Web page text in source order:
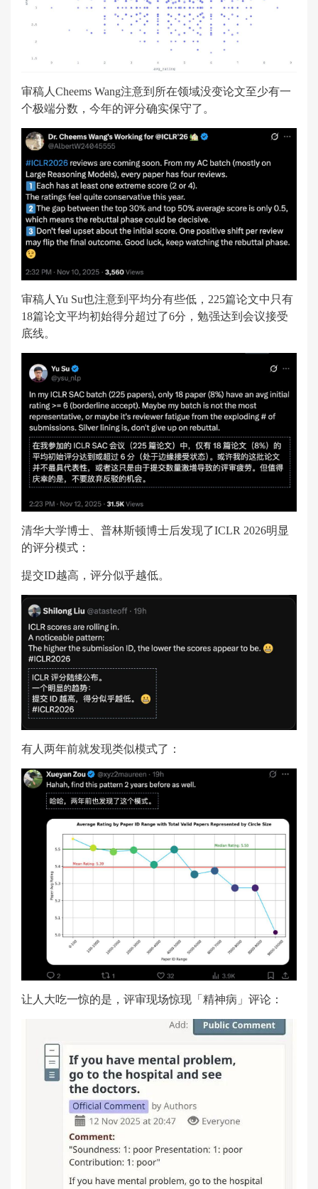
审稿人Cheems Wang注意到所在领域没变论文至少有一
个极端分数，今年的评分确实保守了。
审稿人Yu Su也注意到平均分有些低，225篇论文中只有
18篇论文平均初始得分超过了6分，勉强达到会议接受
底线。
清华大学博士、普林斯顿博士后发现了ICLR 2026明显
的评分模式：
提交ID越高，评分似乎越低。
有人两年前就发现类似模式了：
让人大吃一惊的是，评审现场惊现「精神病」评论：